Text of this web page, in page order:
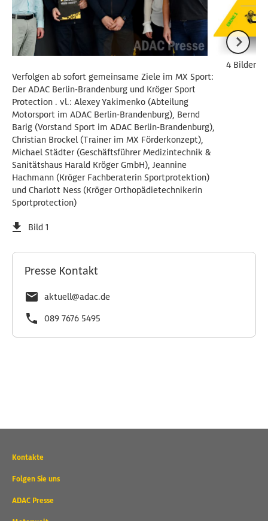
Verfolgen ab sofort gemeinsame Ziele im MX Sport:
Der ADAC Berlin-Brandenburg und Kröger Sport
Protection . vl.: Alexey Yakimenko (Abteilung
Motorsport im ADAC Berlin-Brandenburg), Bernd
Barig (Vorstand Sport im ADAC Berlin-Brandenburg),
Christian Brockel (Trainer im MX Förderkonzept),
Michael Städter (Geschäftsführer Medizintechnik &
Sanitätshaus Harald Kröger GmbH), Jeannine
Hachmann (Kröger Fachberaterin Sportprotektion)
und Charlott Ness (Kröger Orthopädietechnikerin
Sportprotection)
Bild 1
4 Bilder
Presse Kontakt
aktuell@adac.de
089 7676 5495
Wichtige
und
Links
Kontakte
Folgen Sie uns
ADAC Presse